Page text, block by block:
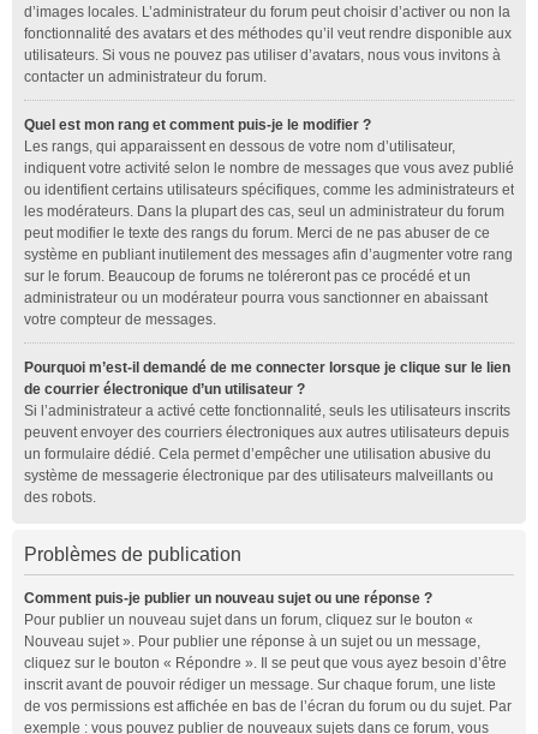
d’images locales. L’administrateur du forum peut choisir d’activer ou non la
fonctionnalité des avatars et des méthodes qu’il veut rendre disponible aux
utilisateurs. Si vous ne pouvez pas utiliser d’avatars, nous vous invitons à
contacter un administrateur du forum.
Quel est mon rang et comment puis-je le modifier ?
Les rangs, qui apparaissent en dessous de votre nom d’utilisateur,
indiquent votre activité selon le nombre de messages que vous avez publié
ou identifient certains utilisateurs spécifiques, comme les administrateurs et
les modérateurs. Dans la plupart des cas, seul un administrateur du forum
peut modifier le texte des rangs du forum. Merci de ne pas abuser de ce
système en publiant inutilement des messages afin d’augmenter votre rang
sur le forum. Beaucoup de forums ne toléreront pas ce procédé et un
administrateur ou un modérateur pourra vous sanctionner en abaissant
votre compteur de messages.
Pourquoi m’est-il demandé de me connecter lorsque je clique sur le lien
de courrier électronique d’un utilisateur ?
Si l’administrateur a activé cette fonctionnalité, seuls les utilisateurs inscrits
peuvent envoyer des courriers électroniques aux autres utilisateurs depuis
un formulaire dédié. Cela permet d’empêcher une utilisation abusive du
système de messagerie électronique par des utilisateurs malveillants ou
des robots.
Problèmes de publication
Comment puis-je publier un nouveau sujet ou une réponse ?
Pour publier un nouveau sujet dans un forum, cliquez sur le bouton «
Nouveau sujet ». Pour publier une réponse à un sujet ou un message,
cliquez sur le bouton « Répondre ». Il se peut que vous ayez besoin d’être
inscrit avant de pouvoir rédiger un message. Sur chaque forum, une liste
de vos permissions est affichée en bas de l’écran du forum ou du sujet. Par
exemple : vous pouvez publier de nouveaux sujets dans ce forum, vous